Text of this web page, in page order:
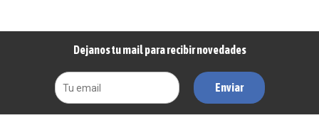
Dejanos tu mail para recibir novedades
Enviar